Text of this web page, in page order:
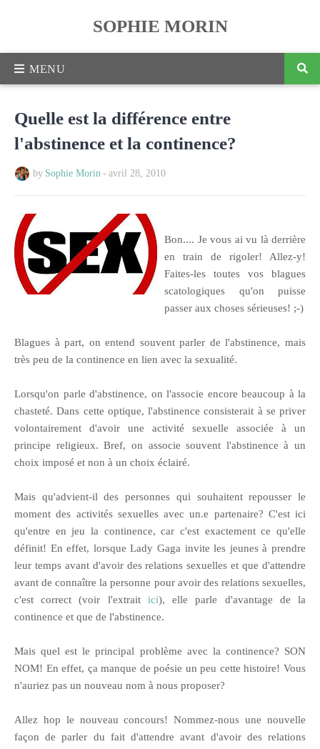
SOPHIE MORIN
Quelle est la différence entre
l'abstinence et la continence?
by Sophie Morin - avril 28, 2010
Bon.... Je vous ai vu là derrière
en train de rigoler! Allez-y!
Faites-les toutes vos blagues
scatologiques qu'on puisse
passer aux choses sérieuses! ;-)
Blagues à part, on entend souvent parler de l'abstinence, mais
très peu de la continence en lien avec la sexualité.
Lorsqu'on parle d'abstinence, on l'associe encore beaucoup à la
chasteté. Dans cette optique, l'abstinence consisterait à se priver
volontairement d'avoir une activité sexuelle associée à un
principe religieux. Bref, on associe souvent l'abstinence à un
choix imposé et non à un choix éclairé.
Mais qu'advient-il des personnes qui souhaitent repousser le
moment des activités sexuelles avec un.e partenaire? C'est ici
qu'entre en jeu la continence, car c'est exactement ce qu'elle
définit! En effet, lorsque Lady Gaga invite les jeunes à prendre
leur temps avant d'avoir des relations sexuelles et que d'attendre
avant de connaître la personne pour avoir des relations sexuelles,
c'est correct (voir l'extrait ici), elle parle d'avantage de la
continence et que de l'abstinence.
Mais quel est le principal problème avec la continence? SON
NOM! En effet, ça manque de poésie un peu cette histoire! Vous
n'auriez pas un nouveau nom à nous proposer?
Allez hop le nouveau concours! Nommez-nous une nouvelle
façon de parler du fait d'attendre avant d'avoir des relations